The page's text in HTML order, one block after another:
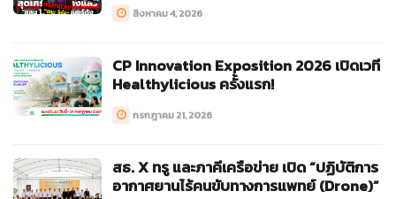
สิงหาคม 4, 2026
CP Innovation Exposition 2026 เปิดเวที
Healthylicious ครั้งแรก!
กรกฎาคม 21, 2026
สธ. X ทรู และภาคีเครือข่าย เปิด “ปฏิบัติการ
อากาศยานไร้คนขับทางการแพทย์ (Drone)”